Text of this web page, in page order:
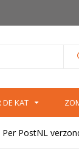
DE KAT
Per PostNL